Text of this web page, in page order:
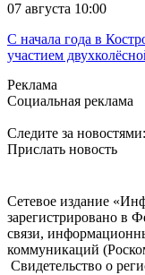
07 августа 10:00
С начала года в
участием
Реклама
Социальная реклама
Следите за новостями:
Прислать новость
Сетевое издание
зарегистрировано в
связи,
коммуникаций
Свидетельство о